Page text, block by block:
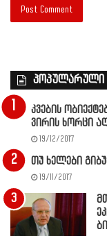
პოპულარული
კვების
ვირის ხორცი
19/12/2017
თუ ხელები
19/11/2017